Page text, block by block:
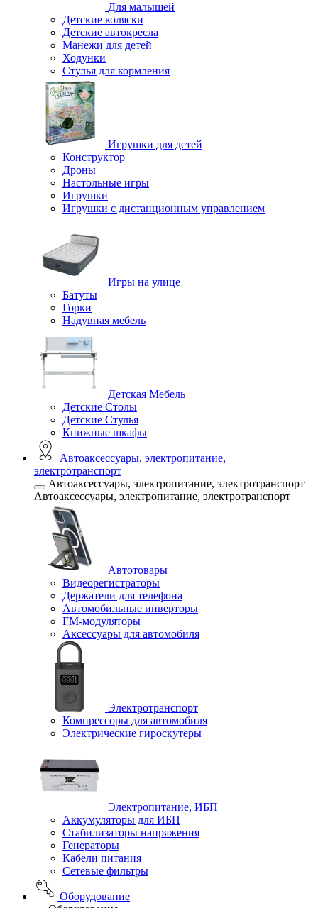
Для малышей
Детские коляски
Детские автокресла
Манежи для детей
Ходунки
Стулья для кормления
Игрушки для детей
Конструктор
Дроны
Настольные игры
Игрушки
Игрушки c дистанционным управлением
Игры на улице
Батуты
Горки
Надувная мебель
Детская Мебель
Детские Столы
Детские Стулья
Книжные шкафы
Автоаксессуары, электропитание,
электротранспорт
Автоаксессуары, электропитание, электротранспорт
Автоаксессуары, электропитание, электротранспорт
Автотовары
Видеорегистраторы
Держатели для телефона
Автомобильные инверторы
FM-модуляторы
Аксессуары для автомобиля
Электротранспорт
Компрессоры для автомобиля
Электрические гироскутеры
Электропитание, ИБП
Аккумуляторы для ИБП
Стабилизаторы напряжения
Генераторы
Кабели питания
Сетевые фильтры
Оборудование